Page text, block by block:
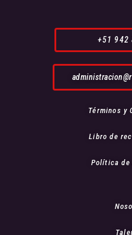
+51 942
Términos y
Libro de
Política de